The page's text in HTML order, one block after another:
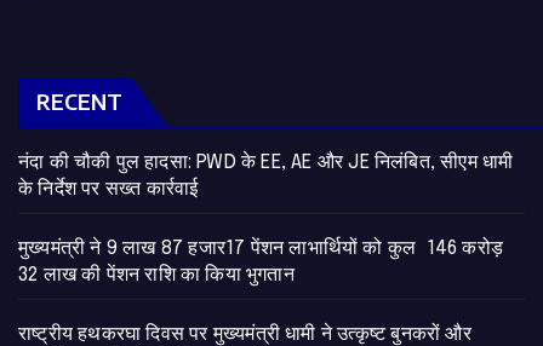
RECENT
नंदा की चौकी पुल हादसा: PWD के EE, AE और JE निलंबित, सीएम धामी
के निर्देश पर सख्त कार्रवाई
मुख्यमंत्री ने 9 लाख 87 हजार17 पेंशन लाभार्थियों को कुल 146 करोड़
32 लाख की पेंशन राशि का किया भुगतान
राष्ट्रीय हथकरघा दिवस पर मुख्यमंत्री धामी ने उत्कृष्ट बुनकरों और